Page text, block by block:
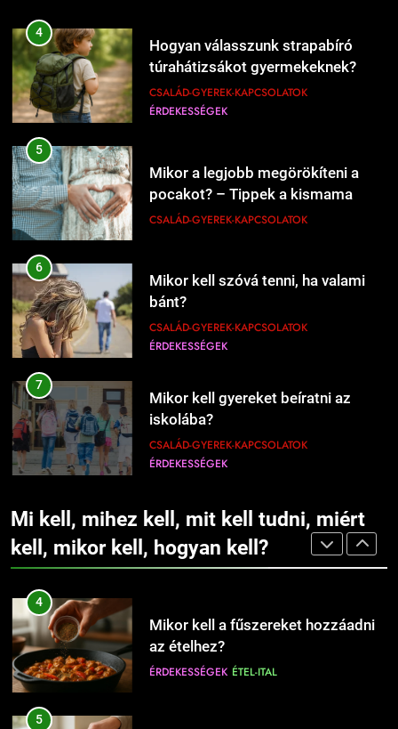
4
Hogyan válasszunk strapabíró
túrahátizsákot gyermekeknek?
CSALÁD-GYEREK-KAPCSOLATOK
ÉRDEKESSÉGEK
5
Mikor a legjobb megörökíteni a
pocakot? – Tippek a kismama
fotózás időzítéséhez
CSALÁD-GYEREK-KAPCSOLATOK
6
Mikor kell szóvá tenni, ha valami
bánt?
CSALÁD-GYEREK-KAPCSOLATOK
ÉRDEKESSÉGEK
7
Mikor kell gyereket beíratni az
iskolába?
CSALÁD-GYEREK-KAPCSOLATOK
ÉRDEKESSÉGEK
Mikor érdemes bébiszittert
fogadni a gyermek mellé?
CSALÁD-GYEREK-KAPCSOLATOK
9
Babanevek kiválasztása: tippek és
szempontok a döntéshez
CSALÁD-GYEREK-KAPCSOLATOK
Mi kell, mihez kell, mit kell tudni, miért
kell, mikor kell, hogyan kell?
Mi kell a hamburgerbe?
ÉRDEKESSÉGEK ÉTEL-ITAL
kipróbálni?
ÉRDEKESSÉGEK ÉTEL-ITAL
Kipróbáltuk a házi sajtkészítést 1
liter tejből – Megéri a macerát?
ÉRDEKESSÉGEK
Kipróbáltuk Gordon Ramsay 10
perces tésztáját – Tényleg megvan
ÉRDEKESSÉGEK
Mikor kell olajat, és mikor vajat
használni sütéshez?
ÉRDEKESSÉGEK ÉTEL-ITAL
4
Mikor kell a fűszereket hozzáadni
az ételhez?
ÉRDEKESSÉGEK ÉTEL-ITAL
5
1227
CSALÁD-GYEREK-KAPCSOLATOK
ÉRDEKESSÉGEK
1228
váltani?
AUTÓ-MOTOR-JÁRMŰVEK ÉRDEKESSÉGEK
fogyókúrát?
EGÉSZSÉG ÉLETMÓD